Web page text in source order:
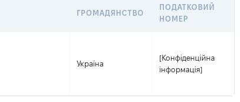
ГРОМАДЯНСТВО
ПОДАТКОВИЙ
НОМЕР
Україна
[Конфіденційна
інформація]